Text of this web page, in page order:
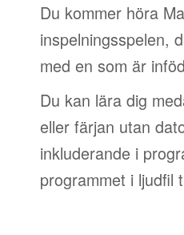
Du kommer höra
inspelningsspelen,
med en som är
Du kan lära dig
eller färjan utan
inkluderande i
programmet i ljudfil